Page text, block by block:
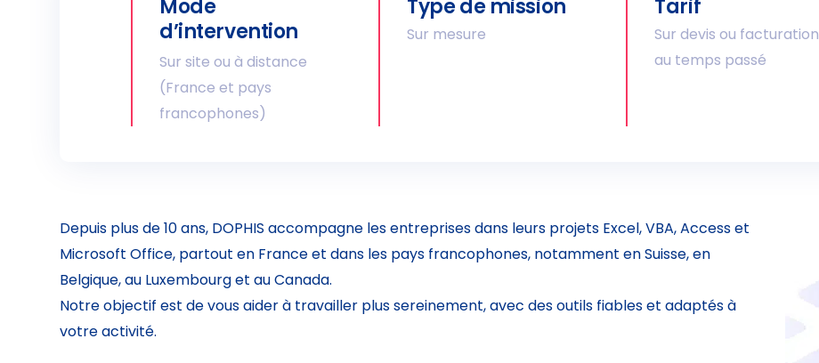
Mode
d’intervention
Sur site ou à distance
(France et pays
francophones)
Type de mission
Sur mesure
Tarif
Sur devis ou facturation
au temps passé
Depuis plus de 10 ans, DOPHIS accompagne les entreprises dans leurs projets Excel, VBA, Access et
Microsoft Office, partout en France et dans les pays francophones, notamment en Suisse, en
Belgique, au Luxembourg et au Canada.
Notre objectif est de vous aider à travailler plus sereinement, avec des outils fiables et adaptés à
votre activité.